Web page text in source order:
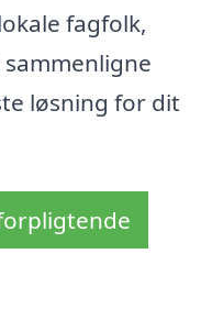
fagfolk,
løsning for dit